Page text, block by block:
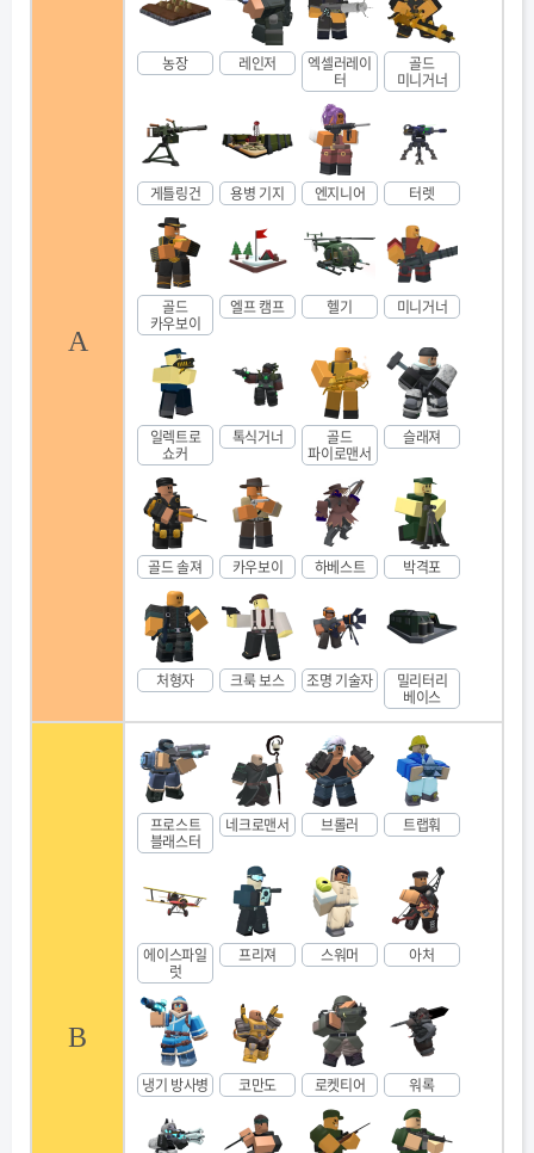
A
농장 레인저 엑셀러레이
터
골드
미니거너
게틀링건 용병 기지 엔지니어 터렛
골드
카우보이
엘프 캠프 헬기 미니거너
일렉트로
쇼커
톡식거너 골드
파이로맨서
슬래져
골드 솔져 카우보이 하베스트 박격포
처형자 크룩 보스 조명 기술자 밀리터리
베이스
B
프로스트
블래스터
네크로맨서 브롤러 트랩훠
에이스파일
럿
프리져 스워머 아처
냉기 방사병 코만도 로켓티어 워록